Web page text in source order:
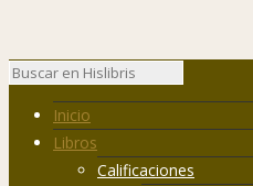
Inicio
Libros
Calificaciones